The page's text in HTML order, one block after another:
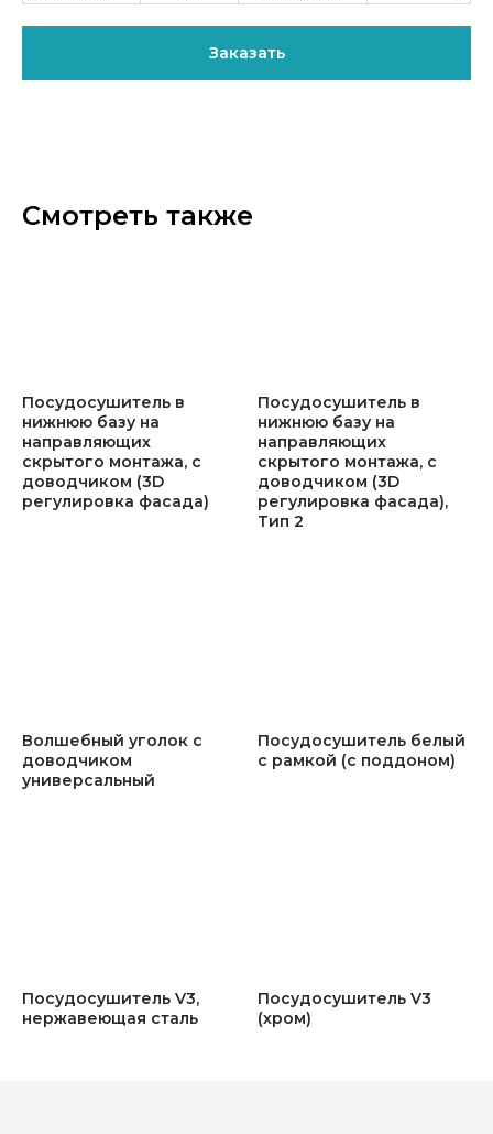
Заказать
Смотреть также
Посудосушитель в
нижнюю базу на
направляющих
скрытого монтажа, с
доводчиком (3D
регулировка фасада)
Посудосушитель в
нижнюю базу на
направляющих
скрытого монтажа, с
доводчиком (3D
регулировка фасада),
Тип 2
Волшебный уголок с
доводчиком
универсальный
Посудосушитель белый
с рамкой (с поддоном)
Посудосушитель V3,
нержавеющая сталь
Посудосушитель V3
(хром)